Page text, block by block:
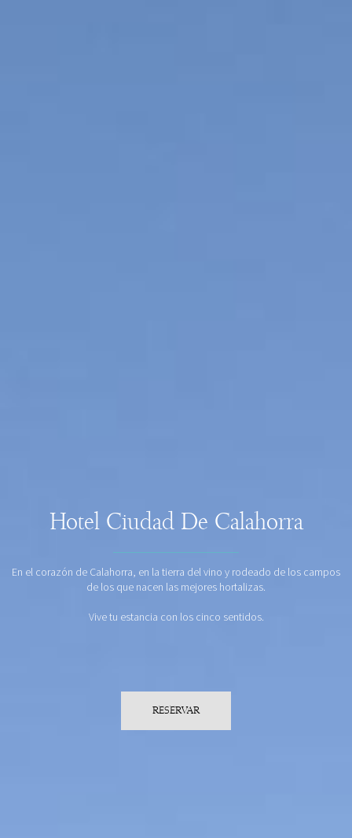
Hotel Ciudad De Calahorra
En el corazón de Calahorra, en la tierra del vino y rodeado de los campos
de los que nacen las mejores hortalizas.
Vive tu estancia con los cinco sentidos.
RESERVAR